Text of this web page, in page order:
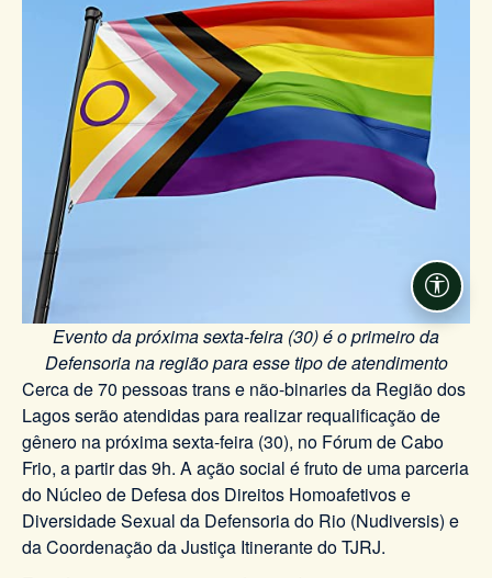
Evento da próxima sexta-feira (30) é o primeiro da
Defensoria na região para esse tipo de atendimento
Cerca de 70 pessoas trans e não-binaries da Região dos
Lagos serão atendidas para realizar requalificação de
gênero na próxima sexta-feira (30), no Fórum de Cabo
Frio, a partir das 9h. A ação social é fruto de uma parceria
do Núcleo de Defesa dos Direitos Homoafetivos e
Diversidade Sexual da Defensoria do Rio (Nudiversis) e
da Coordenação da Justiça Itinerante do TJRJ.